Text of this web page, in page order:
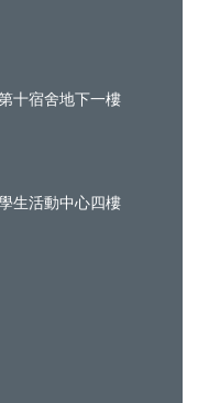
十宿舍地下一樓
生活動中心四樓